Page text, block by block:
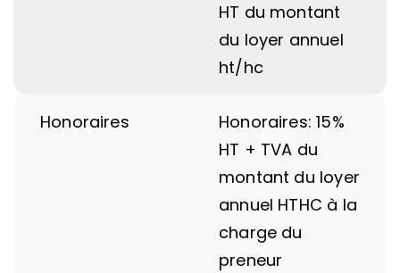
HT du montant
du loyer annuel
ht/hc
Honoraires
Honoraires: 15%
HT + TVA du
montant du loyer
annuel HTHC à la
charge du
preneur